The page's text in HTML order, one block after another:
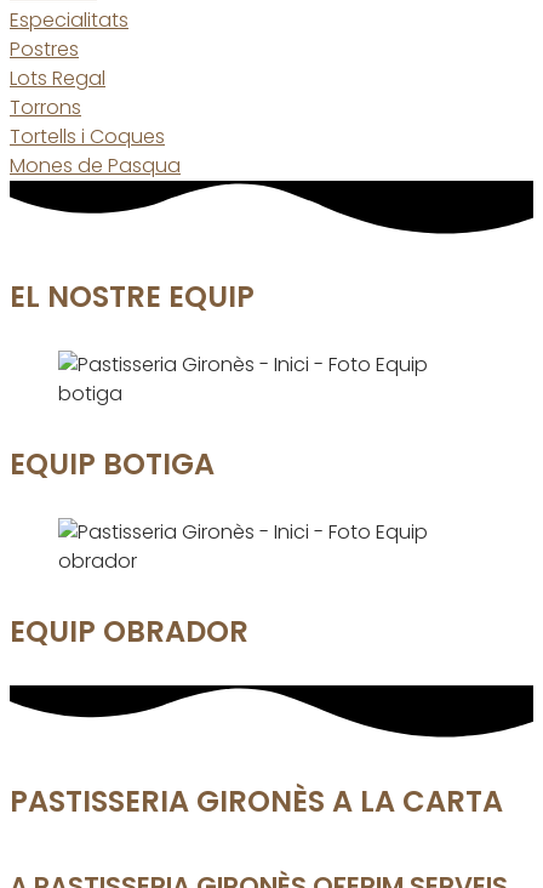
Especialitats
Postres
Lots Regal
Torrons
Tortells i Coques
Mones de Pasqua
EL NOSTRE EQUIP
EQUIP BOTIGA
EQUIP OBRADOR
PASTISSERIA GIRONÈS A LA CARTA